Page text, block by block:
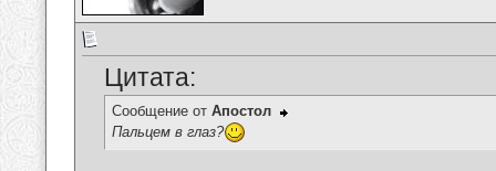
Цитата:
Сообщение от Апостол
Пальцем в глаз?